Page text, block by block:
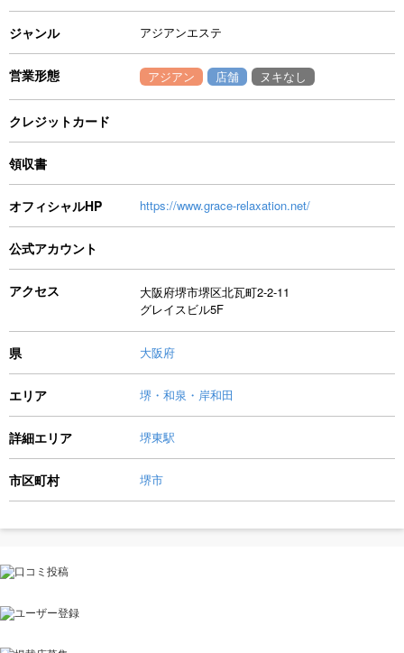
ジャンル アジアンエステ
営業形態 アジアン 店舗 ヌキなし
クレジットカード
領収書
オフィシャルHP https://www.grace-relaxation.net/
公式アカウント
アクセス
大阪府堺市堺区北瓦町2-2-11
グレイスビル5F
県 大阪府
エリア 堺・和泉・岸和田
詳細エリア 堺東駅
市区町村 堺市